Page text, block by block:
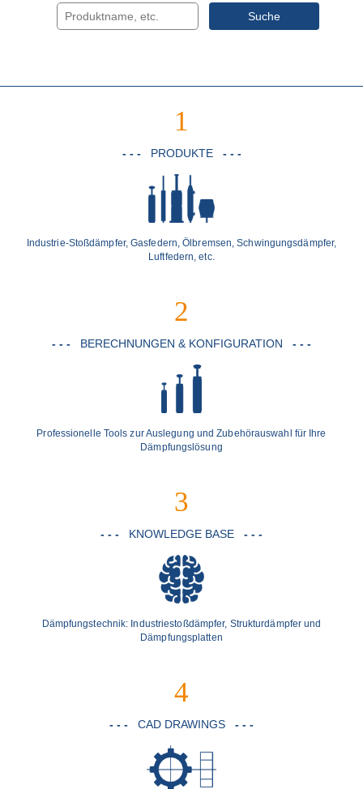
Suche
1
- - - PRODUKTE - - -
Industrie-Stoßdämpfer, Gasfedern, Ölbremsen, Schwingungsdämpfer,
Luftfedern, etc.
2
- - - BERECHNUNGEN & KONFIGURATION - - -
Professionelle Tools zur Auslegung und Zubehörauswahl für Ihre
Dämpfungslösung
3
- - - KNOWLEDGE BASE - - -
Dämpfungstechnik: Industriestoßdämpfer, Strukturdämpfer und
Dämpfungsplatten
4
- - - CAD DRAWINGS - - -